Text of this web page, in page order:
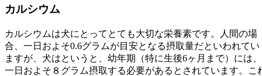
カルシウム
カルシウムは犬にとってとても大切な栄養素です。人間の場
合、一日およそ0.6グラムが目安となる摂取量だといわれてい
ますが、犬はというと、幼年期（特に生後6ヶ月まで）には、
一日およそ８グラム摂取する必要があるとされています。こ